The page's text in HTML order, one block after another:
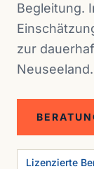
Begleitung.
zur
Neuseeland.
Lizenzierte